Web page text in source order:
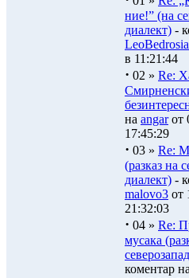
ние!” (на
диалект) -
в 11:21:44
· 02 » Re:
на angarот
17:45:29
· 03 » Re:
(разказ на
диалект) -
malovo3 от
21:32:03
· 04 » Re:
мусака
коментар на